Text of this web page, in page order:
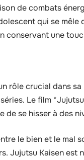
de combats
qui se mêle
conservant une
rôle crucial dans
Le film
se hisser à des
le bien et le mal
Jujutsu Kaisen est